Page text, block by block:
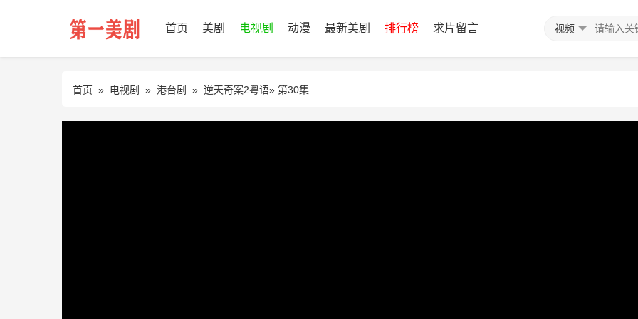
首页 美剧 电视剧 动漫 最新美剧 排行榜 求片留言 视频
首页 » 电视剧 » 港台剧 » 逆天奇案2粤语» 第30集